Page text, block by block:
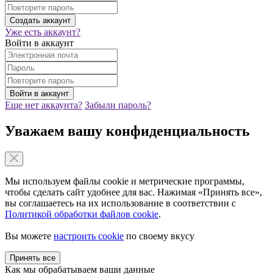
Уже есть аккаунт?
Войти в аккаунт
Еще нет аккаунта? Забыли пароль?
Уважаем вашу конфиденциальность
Мы используем файлы cookie и метрические программы,
чтобы сделать сайт удобнее для вас. Нажимая «Принять все»,
вы соглашаетесь на их использование в соответствии с
Политикой обработки файлов cookie.
Вы можете настроить cookie по своему вкусу
Принять все
Как мы обрабатываем ваши данные